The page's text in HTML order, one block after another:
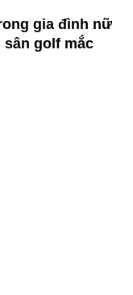
gia đình nữ
sân golf mắc